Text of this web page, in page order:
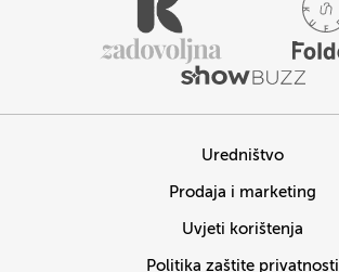
Uredništvo
Prodaja i marketing
Uvjeti korištenja
Politika zaštite privatnosti